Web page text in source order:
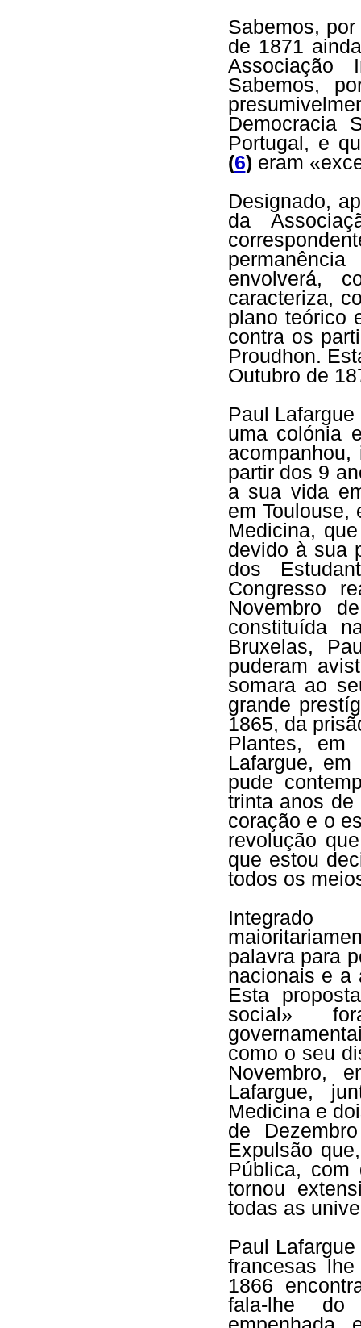
Sabemos,
de 1871
Associação
Sabemos,
Democracia
Portugal, e
(6) eram
Designado,
da
envolverá,
caracteriza,
plano teórico
contra os
Proudhon.
Outubro de
Paul
uma colónia
partir dos 9
a sua vida
em Toulouse,
Medicina,
devido à sua
dos
Congresso
Novembro
constituída
Bruxelas,
puderam
somara ao
grande
1865, da
Plantes,
Lafargue,
pude
trinta anos
coração e o
revolução
que estou
todos os
Integrado
palavra para
nacionais e a
Esta
social»
como o seu
Novembro,
Lafargue,
Medicina e
de
Expulsão
Pública,
tornou
todas as
Paul
francesas
1866
fala-lhe do